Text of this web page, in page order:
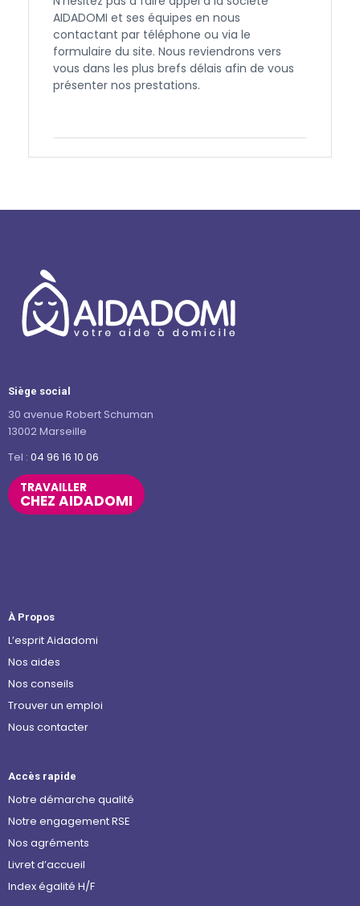
AIDADOMI et ses équipes en nous
contactant par téléphone ou via le
formulaire du site. Nous reviendrons vers
vous dans les plus brefs délais afin de vous
présenter nos prestations.
Siège social
30 avenue Robert Schuman
13002 Marseille
Tel : 04 96 16 10 06
TRAVAILLER
CHEZ AIDADOMI
À Propos
L’esprit Aidadomi
Nos aides
Nos conseils
Trouver un emploi
Nous contacter
Accès rapide
Notre démarche qualité
Notre engagement RSE
Nos agréments
Livret d’accueil
Index égalité H/F